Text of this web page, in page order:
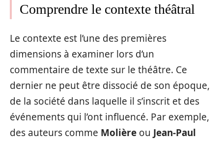
Comprendre le contexte théâtral
Le contexte est l’une des premières
dimensions à examiner lors d’un
commentaire de texte sur le théâtre. Ce
dernier ne peut être dissocié de son époque,
de la société dans laquelle il s’inscrit et des
événements qui l’ont influencé. Par exemple,
des auteurs comme Molière ou Jean-Paul